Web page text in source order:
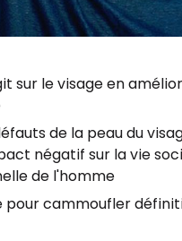
sur le visage en
de la peau du
négatif sur la vie
de l'homme
pour cammoufler